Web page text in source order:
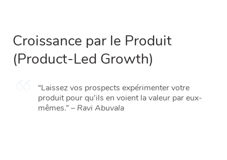
Croissance par le Produit
(Product-Led Growth)
“Laissez vos prospects expérimenter votre
produit pour qu’ils en voient la valeur par eux-
mêmes.” – Ravi Abuvala